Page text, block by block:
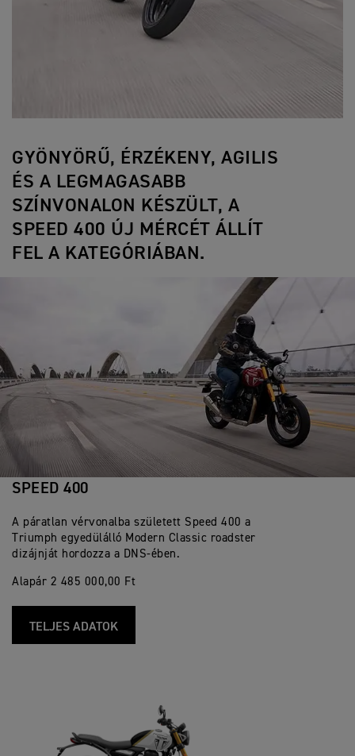
GYÖNYÖRŰ, ÉRZÉKENY, AGILIS
ÉS A LEGMAGASABB
SZÍNVONALON KÉSZÜLT, A
SPEED 400 ÚJ MÉRCÉT ÁLLÍT
FEL A KATEGÓRIÁBAN.
SPEED 400
A páratlan vérvonalba született Speed 400 a
Triumph egyedülálló Modern Classic roadster
dizájnját hordozza a DNS-ében.
Alapár 2 485 000,00 Ft
TELJES ADATOK